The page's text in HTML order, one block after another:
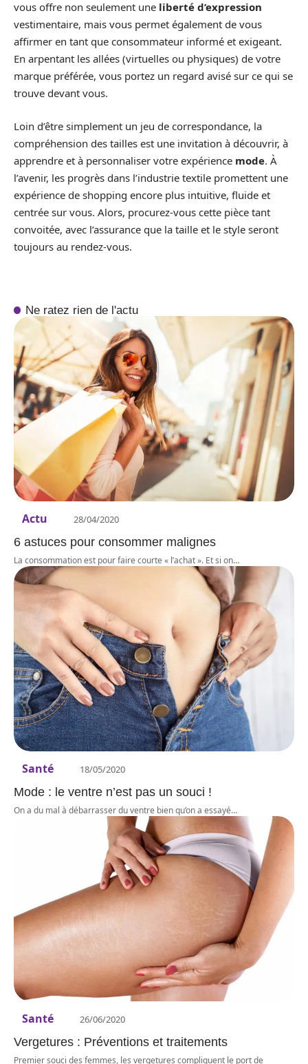
vous offre non seulement une liberté d’expression
vestimentaire, mais vous permet également de vous
affirmer en tant que consommateur informé et exigeant.
En arpentant les allées (virtuelles ou physiques) de votre
marque préférée, vous portez un regard avisé sur ce qui se
trouve devant vous.
Loin d’être simplement un jeu de correspondance, la
compréhension des tailles est une invitation à découvrir, à
apprendre et à personnaliser votre expérience mode. À
l’avenir, les progrès dans l’industrie textile promettent une
expérience de shopping encore plus intuitive, fluide et
centrée sur vous. Alors, procurez-vous cette pièce tant
convoitée, avec l’assurance que la taille et le style seront
toujours au rendez-vous.
Ne ratez rien de l'actu
Actu 28/04/2020
6 astuces pour consommer malignes
La consommation est pour faire courte « l’achat ». Et si on…
Santé 18/05/2020
Mode : le ventre n’est pas un souci !
On a du mal à débarrasser du ventre bien qu’on a essayé…
Santé 26/06/2020
Vergetures : Préventions et traitements
Premier souci des femmes, les vergetures compliquent le port de